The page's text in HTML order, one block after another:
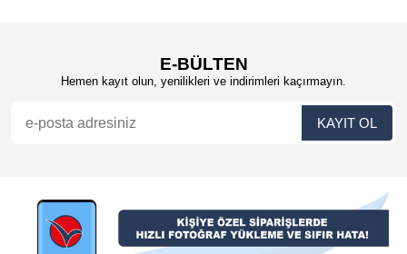
E-BÜLTEN
Hemen kayıt olun, yenilikleri ve indirimleri kaçırmayın.